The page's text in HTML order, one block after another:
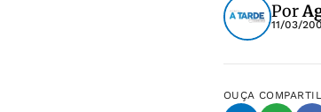
Por
11/03/
OUÇA